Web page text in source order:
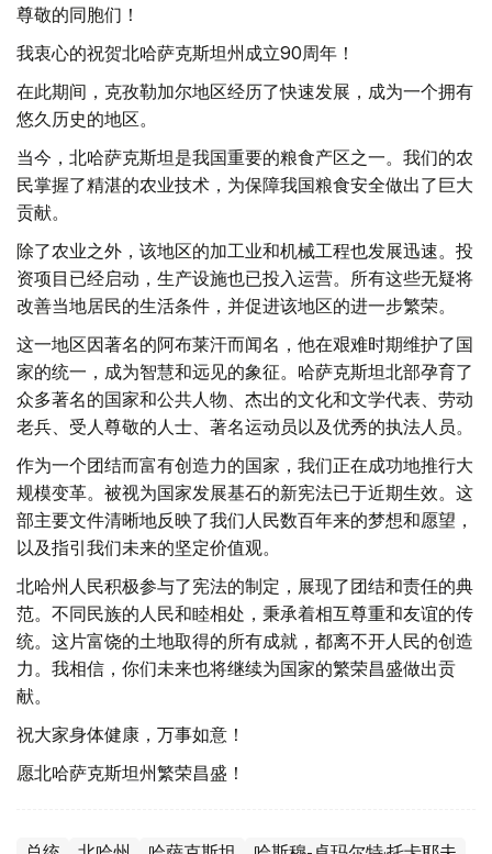
尊敬的同胞们！
我衷心的祝贺北哈萨克斯坦州成立90周年！
在此期间，克孜勒加尔地区经历了快速发展，成为一个拥有
悠久历史的地区。
当今，北哈萨克斯坦是我国重要的粮食产区之一。我们的农
民掌握了精湛的农业技术，为保障我国粮食安全做出了巨大
贡献。
除了农业之外，该地区的加工业和机械工程也发展迅速。投
资项目已经启动，生产设施也已投入运营。所有这些无疑将
改善当地居民的生活条件，并促进该地区的进一步繁荣。
这一地区因著名的阿布莱汗而闻名，他在艰难时期维护了国
家的统一，成为智慧和远见的象征。哈萨克斯坦北部孕育了
众多著名的国家和公共人物、杰出的文化和文学代表、劳动
老兵、受人尊敬的人士、著名运动员以及优秀的执法人员。
作为一个团结而富有创造力的国家，我们正在成功地推行大
规模变革。被视为国家发展基石的新宪法已于近期生效。这
部主要文件清晰地反映了我们人民数百年来的梦想和愿望，
以及指引我们未来的坚定价值观。
北哈州人民积极参与了宪法的制定，展现了团结和责任的典
范。不同民族的人民和睦相处，秉承着相互尊重和友谊的传
统。这片富饶的土地取得的所有成就，都离不开人民的创造
力。我相信，你们未来也将继续为国家的繁荣昌盛做出贡
献。
祝大家身体健康，万事如意！
愿北哈萨克斯坦州繁荣昌盛！